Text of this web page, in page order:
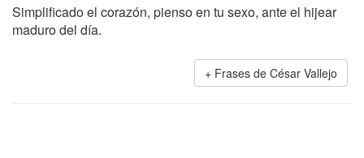
Simplificado el corazón, pienso en tu sexo, ante el hijear
maduro del día.
Frases de César Vallejo